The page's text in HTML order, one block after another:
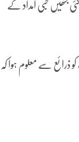
جنھیں طبی امداد کے
بتائی جارہی ہے پنڈی پوسٹ کو ذرائع سے معلوم ہوا کہ